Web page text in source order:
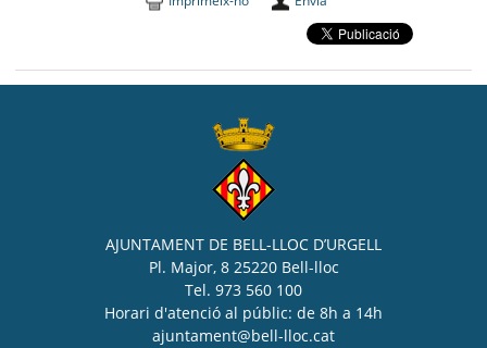
AJUNTAMENT DE BELL-LLOC D’URGELL
Pl. Major, 8 25220 Bell-lloc
Tel. 973 560 100
Horari d'atenció al públic: de 8h a 14h
ajuntament@bell-lloc.cat